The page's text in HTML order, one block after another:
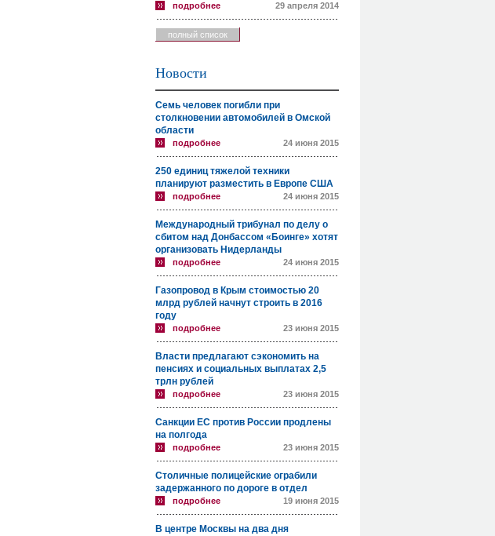
подробнее 29 апреля 2014
полный список
Новости
Семь человек погибли при
столкновении автомобилей в Омской
области
подробнее 24 июня 2015
250 единиц тяжелой техники
планируют разместить в Европе США
подробнее 24 июня 2015
Международный трибунал по делу о
сбитом над Донбассом «Боинге» хотят
организовать Нидерланды
подробнее 24 июня 2015
Газопровод в Крым стоимостью 20
млрд рублей начнут строить в 2016
году
подробнее 23 июня 2015
Власти предлагают сэкономить на
пенсиях и социальных выплатах 2,5
трлн рублей
подробнее 23 июня 2015
Санкции ЕС против России продлены
на полгода
подробнее 23 июня 2015
Столичные полицейские ограбили
задержанного по дороге в отдел
подробнее 19 июня 2015
В центре Москвы на два дня